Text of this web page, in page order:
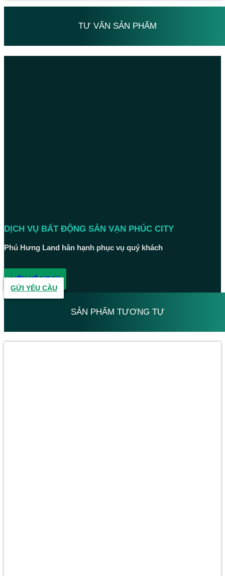
TƯ VẤN SẢN PHẨM
DỊCH VỤ BẤT ĐỘNG SẢN VẠN PHÚC CITY
Phú Hưng Land hân hạnh phục vụ quý khách
LIÊN HỆ NGAY
GỬI YÊU CẦU
SẢN PHẨM TƯƠNG TỰ